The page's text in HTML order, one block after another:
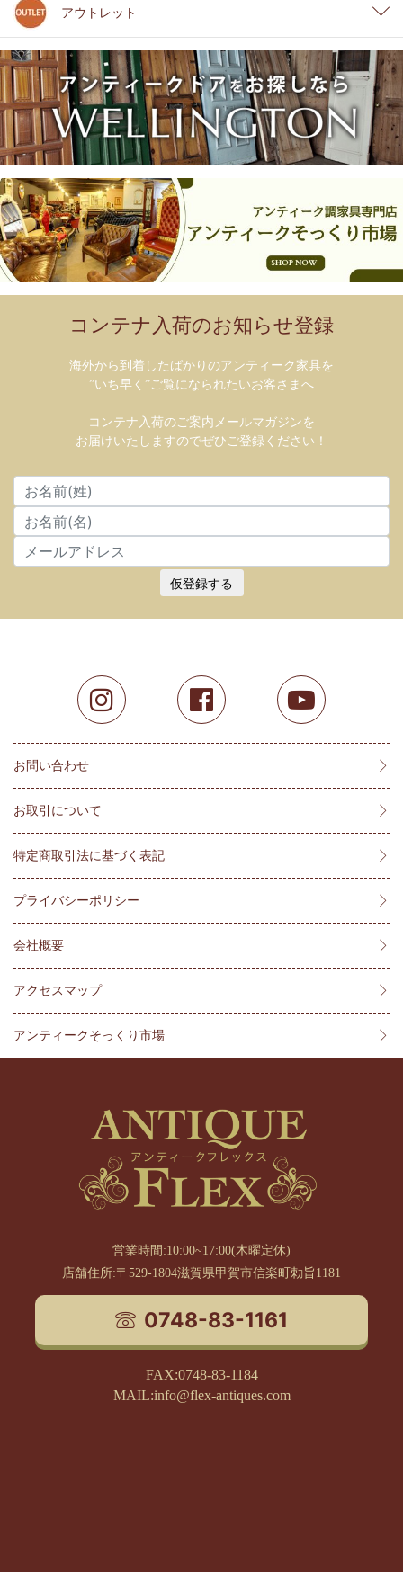
アウトレット
コンテナ入荷のお知らせ登録
海外から到着したばかりのアンティーク家具を
”いち早く”ご覧になられたいお客さまへ
コンテナ入荷のご案内メールマガジンを
お届けいたしますのでぜひご登録ください！
仮登録する
お問い合わせ
お取引について
特定商取引法に基づく表記
プライバシーポリシー
会社概要
アクセスマップ
アンティークそっくり市場
営業時間:10:00~17:00(木曜定休)
店舗住所:〒529-1804滋賀県甲賀市信楽町勅旨1181
0748-83-1161
FAX:0748-83-1184
MAIL:info@flex-antiques.com